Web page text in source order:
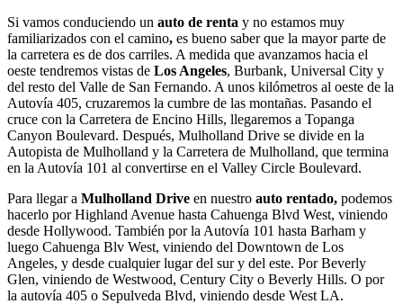
Si vamos conduciendo un auto de renta y no estamos muy
familiarizados con el camino, es bueno saber que la mayor parte de
la carretera es de dos carriles. A medida que avanzamos hacia el
oeste tendremos vistas de Los Angeles, Burbank, Universal City y
del resto del Valle de San Fernando. A unos kilómetros al oeste de la
Autovía 405, cruzaremos la cumbre de las montañas. Pasando el
cruce con la Carretera de Encino Hills, llegaremos a Topanga
Canyon Boulevard. Después, Mulholland Drive se divide en la
Autopista de Mulholland y la Carretera de Mulholland, que termina
en la Autovía 101 al convertirse en el Valley Circle Boulevard.
Para llegar a Mulholland Drive en nuestro auto rentado, podemos
hacerlo por Highland Avenue hasta Cahuenga Blvd West, viniendo
desde Hollywood. También por la Autovía 101 hasta Barham y
luego Cahuenga Blv West, viniendo del Downtown de Los
Angeles, y desde cualquier lugar del sur y del este. Por Beverly
Glen, viniendo de Westwood, Century City o Beverly Hills. O por
la autovía 405 o Sepulveda Blvd, viniendo desde West LA.